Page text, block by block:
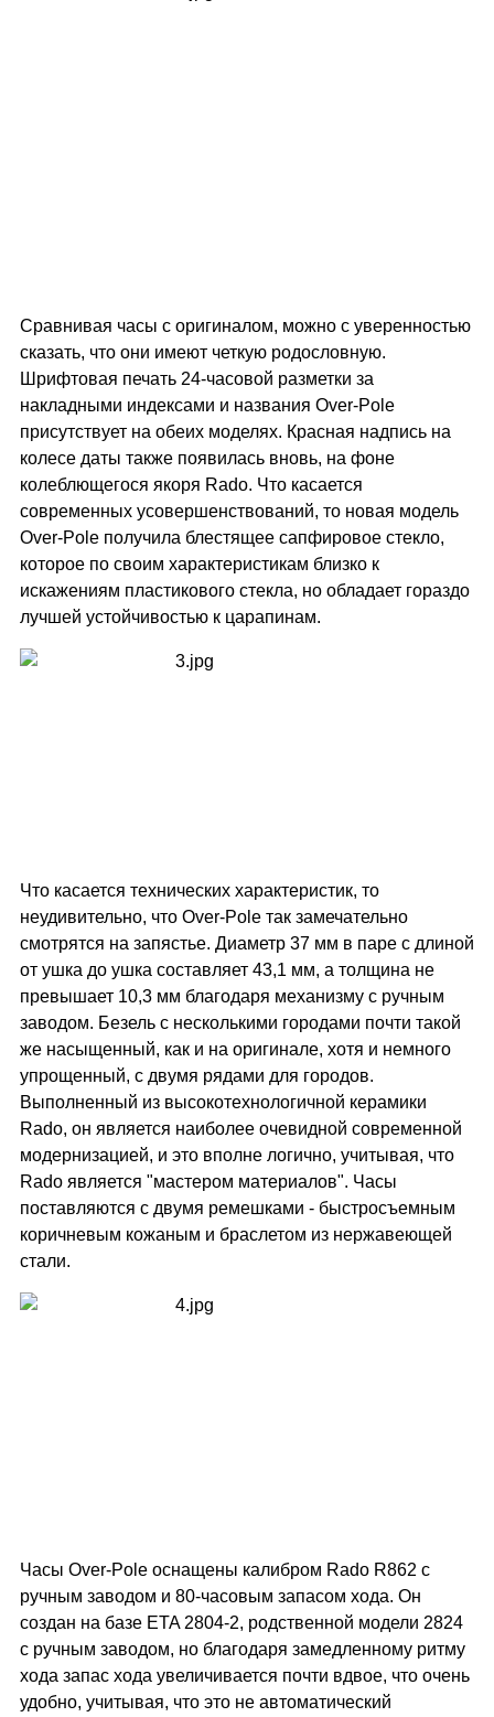
Сравнивая часы с оригиналом, можно с уверенностью
сказать, что они имеют четкую родословную.
Шрифтовая печать 24-часовой разметки за
накладными индексами и названия Over-Pole
присутствует на обеих моделях. Красная надпись на
колесе даты также появилась вновь, на фоне
колеблющегося якоря Rado. Что касается
современных усовершенствований, то новая модель
Over-Pole получила блестящее сапфировое стекло,
которое по своим характеристикам близко к
искажениям пластикового стекла, но обладает гораздо
лучшей устойчивостью к царапинам.
Что касается технических характеристик, то
неудивительно, что Over-Pole так замечательно
смотрятся на запястье. Диаметр 37 мм в паре с длиной
от ушка до ушка составляет 43,1 мм, а толщина не
превышает 10,3 мм благодаря механизму с ручным
заводом. Безель с несколькими городами почти такой
же насыщенный, как и на оригинале, хотя и немного
упрощенный, с двумя рядами для городов.
Выполненный из высокотехнологичной керамики
Rado, он является наиболее очевидной современной
модернизацией, и это вполне логично, учитывая, что
Rado является "мастером материалов". Часы
поставляются с двумя ремешками - быстросъемным
коричневым кожаным и браслетом из нержавеющей
стали.
Часы Over-Pole оснащены калибром Rado R862 с
ручным заводом и 80-часовым запасом хода. Он
создан на базе ETA 2804-2, родственной модели 2824
с ручным заводом, но благодаря замедленному ритму
хода запас хода увеличивается почти вдвое, что очень
удобно, учитывая, что это не автоматический